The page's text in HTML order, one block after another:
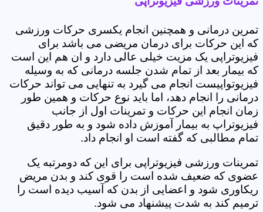
تمرین درمانی و همچنین انجام یکسری حرکات ورزشی
که این حرکات برای درمان مریضی می باشد برای
فیزیوتراپی یک مزیت خیلی عالی دارد و ان هم این است
که بیمار بعد از تمام شدن جلسه درمانی که به وسیله
فیزیوتواپیست انجام می گیرد به تنهایی می تواند حرکات
درمانی را انجام دهد، اما باید نوع حرکات و همین طور
زمان انجام این حرکات و تمرینات اول از جانب
فیزیوتراپ به بیمار آموزش داده شود و به طور دقیق
تمام مطالبی که گفته است او انجام داد.
تمرینات ورزشی فیزیوتراپی برای این که دومرتبه یک
عضوی که ضعیف شده است را قوی کند و بدن مریض
ریکاوری شود و اعضایی از بدن که آسیب دیده است را
ترمیم کند به شدت پیشنهاد می شود.